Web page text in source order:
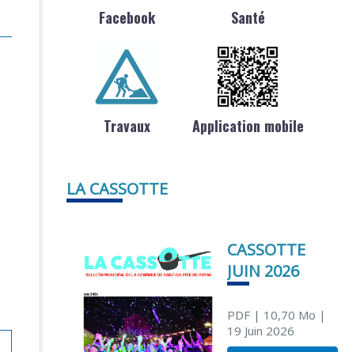
Facebook Santé
Travaux Application mobile
LA CASSOTTE
CASSOTTE
JUIN 2026
PDF| 10,70 Mo |
19 Juin 2026